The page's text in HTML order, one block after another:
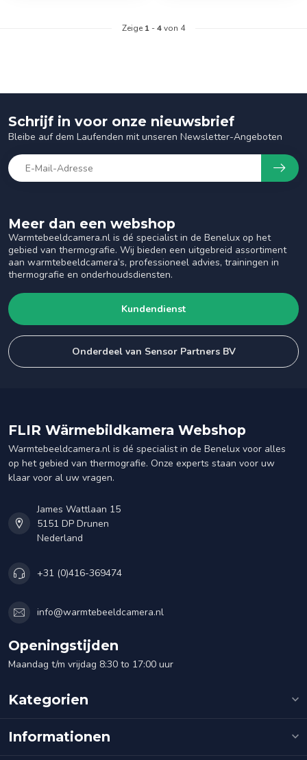
Zeige 1 -4von 4
Meer dan een webshop
Warmtebeeldcamera.nl is dé specialist in de Benelux op het
gebied van thermografie. Wij bieden een uitgebreid assortiment
aan warmtebeeldcamera’s, professioneel advies, trainingen in
thermografie en onderhoudsdiensten.
Kundendienst
Onderdeel van Sensor Partners BV
Schrijf in voor onze nieuwsbrief
Bleibe auf dem Laufenden mit unseren Newsletter-Angeboten
FLIR Wärmebildkamera Webshop
Warmtebeeldcamera.nl is dé specialist in de Benelux voor alles
op het gebied van thermografie. Onze experts staan voor uw
klaar voor al uw vragen.
James Wattlaan 15
5151 DP Drunen
Nederland
+31 (0)416-369474
info@warmtebeeldcamera.nl
Openingstijden
Maandag t/m vrijdag 8:30 to 17:00 uur
Kategorien
Informationen